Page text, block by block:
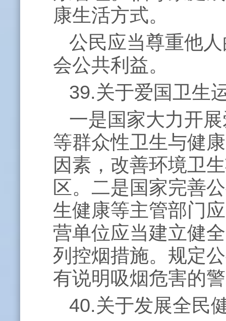
康生活方式。
公民应当尊重他
会公共利益。
39.关于爱国卫生
一是国家大力开
等群众性卫生与健
因素，改善环境卫
区。二是国家完善
生健康等主管部门
营单位应当建立健
列控烟措施。规定
有说明吸烟危害的
40.关于发展全民